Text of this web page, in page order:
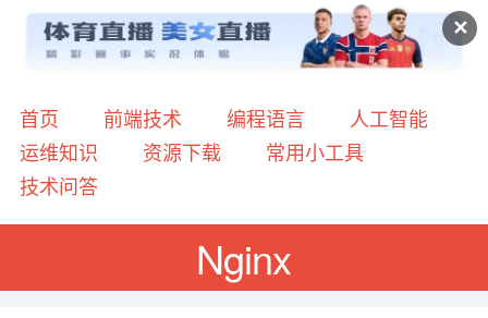
✕
首页 前端技术 编程语言
人工智能
运维知识
资源下载
常用小工具
技术问答
Nginx